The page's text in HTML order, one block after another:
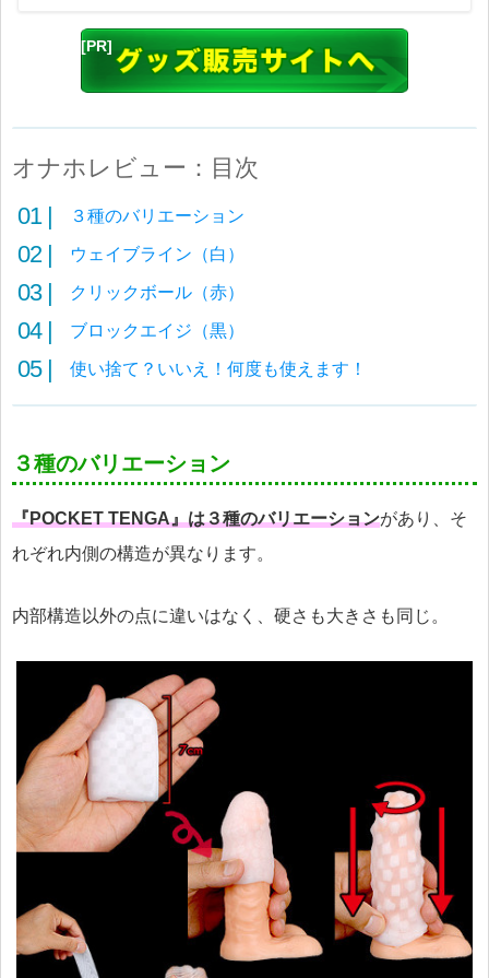
オナホレビュー：目次
３種のバリエーション
ウェイブライン（白）
クリックボール（赤）
ブロックエイジ（黒）
使い捨て？いいえ！何度も使えます！
３種のバリエーション
『POCKET TENGA』は３種のバリエーションがあり、そ
れぞれ内側の構造が異なります。
内部構造以外の点に違いはなく、硬さも大きさも同じ。